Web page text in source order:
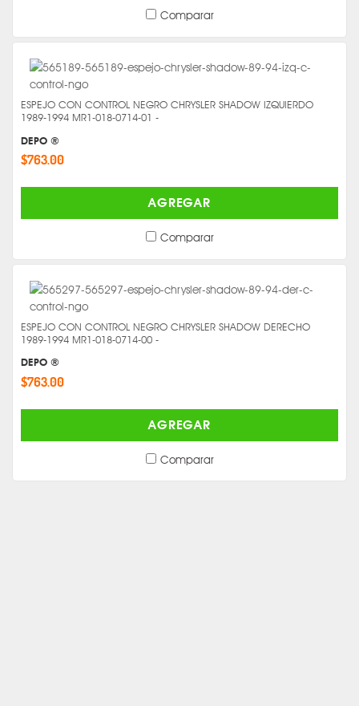
Comparar
ESPEJO CON CONTROL NEGRO CHRYSLER SHADOW IZQUIERDO
1989-1994 MR1-018-0714-01 -
DEPO ®
$763.00
AGREGAR
Comparar
ESPEJO CON CONTROL NEGRO CHRYSLER SHADOW DERECHO
1989-1994 MR1-018-0714-00 -
DEPO ®
$763.00
AGREGAR
Comparar